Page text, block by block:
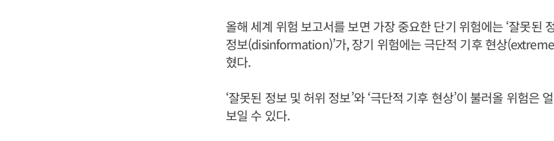
올해 세계 위험 보고서를 보면 가장 중요한 단기 위험에는 ‘잘못
정보(disinformation)’가, 장기 위험에는 극단적 기후 현상
혔다.
‘잘못된 정보 및 허위 정보’와 ‘극단적 기후 현상’이 불러올 위험은
보일 수 있다.